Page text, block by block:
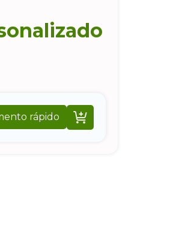
rápido 